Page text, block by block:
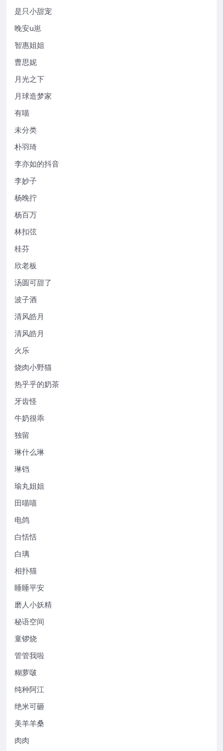
是只小甜宠
晚安u崽
智惠姐姐
曹思妮
月光之下
月球造梦家
有喵
未分类
朴羽琦
李亦如的抖音
李妙子
杨晚拧
杨百万
林扣弦
桂芬
欣老板
汤圆可甜了
波子酒
清风皓月
清风皓月
火乐
烧肉小野猫
热乎乎的奶茶
牙齿怪
牛奶很乖
独留
琳什么琳
琳铛
瑜丸姐姐
田喵喵
电鸽
白恬恬
白璃
相扑猫
睡睡平安
磨人小妖精
秘语空间
童锣烧
管管我啦
糊萝啵
纯种阿江
绝米可砸
美羊羊桑
肉肉